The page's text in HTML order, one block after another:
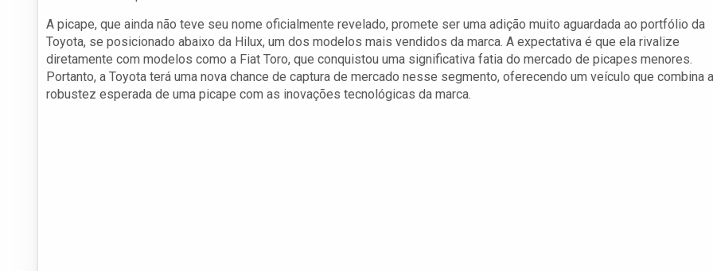
A picape, que ainda não teve seu nome oficialmente revelado, promete ser uma adição muito aguardada ao portfólio da
Toyota, se posicionado abaixo da Hilux, um dos modelos mais vendidos da marca. A expectativa é que ela rivalize
diretamente com modelos como a Fiat Toro, que conquistou uma significativa fatia do mercado de picapes menores.
Portanto, a Toyota terá uma nova chance de captura de mercado nesse segmento, oferecendo um veículo que combina a
robustez esperada de uma picape com as inovações tecnológicas da marca.